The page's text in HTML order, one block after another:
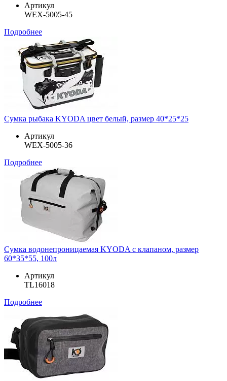
Артикул
WEX-5005-45
Подробнее
Сумка рыбака KYODA цвет белый, размер 40*25*25
Артикул
WEX-5005-36
Подробнее
Сумка водонепроницаемая KYODA с клапаном, размер
60*35*55, 100л
Артикул
TL16018
Подробнее